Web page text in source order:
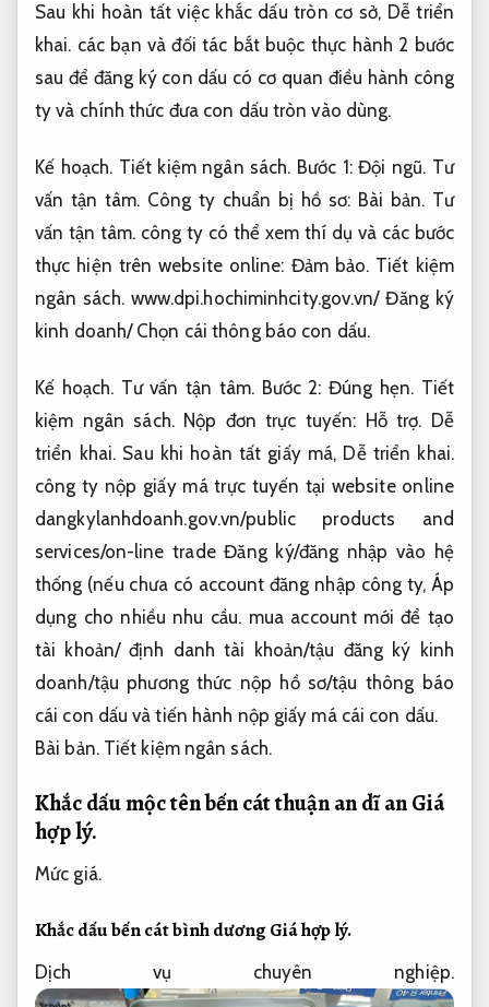
Sau khi hoàn tất việc khắc dấu tròn cơ sở, Dễ triển
khai. các bạn và đối tác bắt buộc thực hành 2 bước
sau để đăng ký con dấu có cơ quan điều hành công
ty và chính thức đưa con dấu tròn vào dùng.
Kế hoạch. Tiết kiệm ngân sách. Bước 1:Đội ngũ. Tư
vấn tận tâm. Công ty chuẩn bị hồ sơ: Bài bản. Tư
vấn tận tâm. công ty có thể xem thí dụ và các bước
thực hiện trên website online: Đảm bảo. Tiết kiệm
ngân sách.www.dpi.hochiminhcity.gov.vn/ Đăng ký
kinh doanh/ Chọn cái thông báo con dấu.
Kế hoạch. Tư vấn tận tâm. Bước 2: Đúng hẹn. Tiết
kiệm ngân sách.Nộp đơn trực tuyến: Hỗ trợ. Dễ
triển khai. Sau khi hoàn tất giấy má, Dễ triển khai.
công ty nộp giấy má trực tuyến tại website online
dangkylanhdoanh.gov.vn/public products and
services/on-line trade Đăng ký/đăng nhập vào hệ
thống (nếu chưa có account đăng nhập công ty, Áp
dụng cho nhiều nhu cầu. mua account mới để tạo
tài khoản/ định danh tài khoản/tậu đăng ký kinh
doanh/tậu phương thức nộp hồ sơ/tậu thông báo
cái con dấu và tiến hành nộp giấy má cái con dấu.
Bài bản. Tiết kiệm ngân sách.
Khắc dấu mộc tên bến cát thuận an dĩ anGiá
hợp lý.
Mức giá.
Khắc dấu bến cát bình dươngGiá hợp lý.
Dịch vụ chuyên nghiệp.